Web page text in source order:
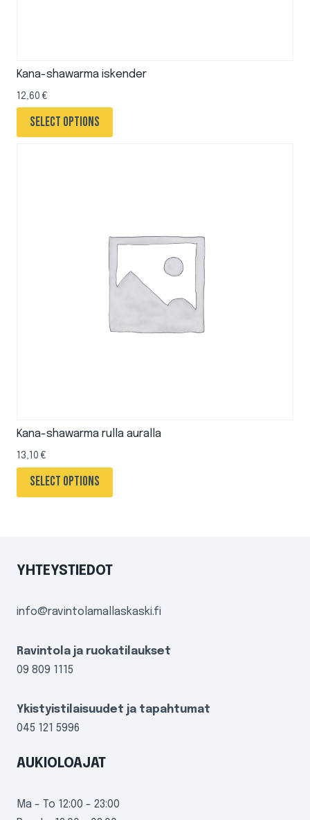
Kana-shawarma iskender
12,60 €
Select options
Kana-shawarma rulla auralla
13,10 €
Select options
YHTEYSTIEDOT
info@ravintolamallaskaski.fi
Ravintola ja ruokatilaukset
09 809 1115
Ykistyistilaisuudet ja tapahtumat
045 121 5996
AUKIOLOAJAT
Ma - To 12:00 - 23:00